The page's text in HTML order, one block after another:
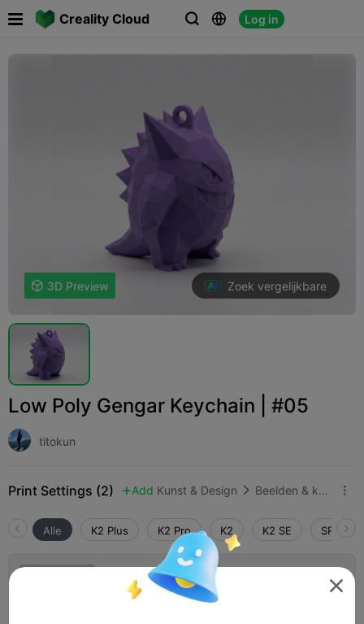
Creality Cloud   Log in

 3D Preview Zoek vergelijkbare
Low Poly Gengar Keychain | #05
titokun
Print Settings (2)  Add Kunst & Design  Beelden & kunstwerken 
Alle K2 Plus K2 Pro K2 K2 SE SPARKX
0.2mm layer, 2 walls, 15% infill
Auteur 13m 12s 
